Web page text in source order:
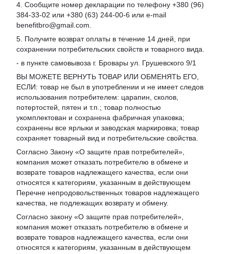
4. Сообщите номер декларации по телефону +380 (96)
384-33-02 или +380 (63) 244-00-6 или e-mail
benefitbro@gmail.com.
5. Получите возврат оплаты в течение 14 дней, при
сохранении потребительских свойств и товарного вида.
- в пункте самовывоза г. Бровары ул. Грушевского 9/1
ВЫ МОЖЕТЕ ВЕРНУТЬ ТОВАР ИЛИ ОБМЕНЯТЬ ЕГО,
ЕСЛИ: товар не был в употреблении и не имеет следов
использования потребителем: царапин, сколов,
потертостей, пятен и т.п.; товар полностью
укомплектован и сохранена фабричная упаковка;
сохранены все ярлыки и заводская маркировка; товар
сохраняет товарный вид и потребительские свойства.
Согласно Закону «О защите прав потребителей»,
компания может отказать потребителю в обмене и
возврате товаров надлежащего качества, если они
относятся к категориям, указанным в действующем
Перечне непродовольственных товаров надлежащего
качества, не подлежащих возврату и обмену.
Согласно закону «О защите прав потребителей»,
компания может отказать потребителю в обмене и
возврате товаров надлежащего качества, если они
относятся к категориям, указанным в действующем